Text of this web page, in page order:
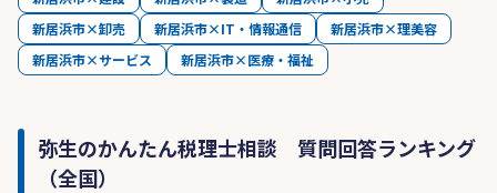
新居浜市×卸売
新居浜市×IT・情報通信
新居浜市×理美容
新居浜市×サービス
新居浜市×医療・福祉
弥生のかんたん税理士相談 質問回答ランキング
（全国）